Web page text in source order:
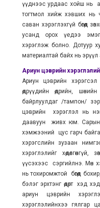
үүднээс урдаас хойш нь
тогтмол хийж хэвших нь
саван хэрэглэхгүй бөгөөд
усанд орох үедээ
хэрэглэж болно. Дотуур
материалтай байх нь
Ариун цэврийн
Ариун цэврийн
өдрүүдийн өдрийн,
байрлуулдаг /тампон/
цэврийн хэрэглэл нь
даавуун живх юм. Сарын
хэмжээний цус гарч
хэрэгслийн зузаан
хэрэглэлийг
үүсэхээс сэргийлнэ. Мөн
нь тохиромжтой бөгөөд
бэлэг эрхтэнг өдөрт хэд
ариун цэврийн
хэрэглэлийнхээ гялгар